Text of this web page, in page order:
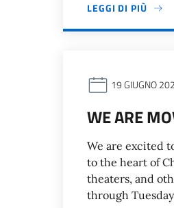
LEGGI DI PIÙ
19 GIUGNO
WE ARE
We are excited
to the heart of
theaters, and
through